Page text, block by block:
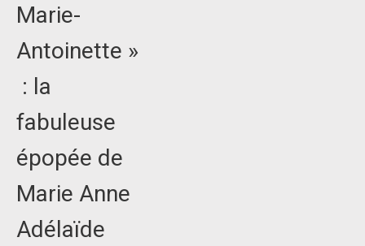
Marie-
Antoinette »
: la
fabuleuse
épopée de
Marie Anne
Adélaïde